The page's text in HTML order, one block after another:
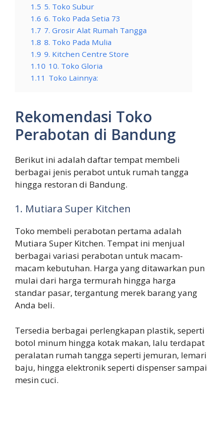
1.5 5. Toko Subur
1.6 6. Toko Pada Setia 73
1.7 7. Grosir Alat Rumah Tangga
1.8 8. Toko Pada Mulia
1.9 9. Kitchen Centre Store
1.10 10. Toko Gloria
1.11 Toko Lainnya:
Rekomendasi Toko
Perabotan di Bandung
Berikut ini adalah daftar tempat membeli
berbagai jenis perabot untuk rumah tangga
hingga restoran di Bandung.
1. Mutiara Super Kitchen
Toko membeli perabotan pertama adalah
Mutiara Super Kitchen. Tempat ini menjual
berbagai variasi perabotan untuk macam-
macam kebutuhan. Harga yang ditawarkan pun
mulai dari harga termurah hingga harga
standar pasar, tergantung merek barang yang
Anda beli.
Tersedia berbagai perlengkapan plastik, seperti
botol minum hingga kotak makan, lalu terdapat
peralatan rumah tangga seperti jemuran, lemari
baju, hingga elektronik seperti dispenser sampai
mesin cuci.